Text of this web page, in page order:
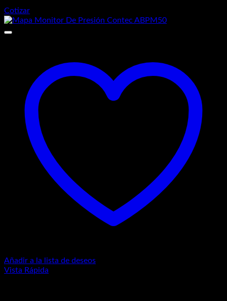
Cotizar
Añadir a la lista de deseos
Vista Rápida